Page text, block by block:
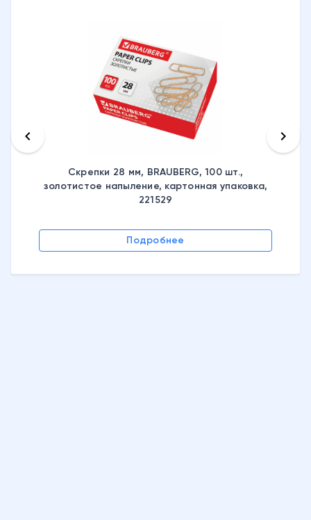
Скрепки 28 мм, BRAUBERG, 100 шт.,
золотистое напыление, картонная упаковка,
221529
Подробнее
keyboard_arrow_left keyboard_arrow_right